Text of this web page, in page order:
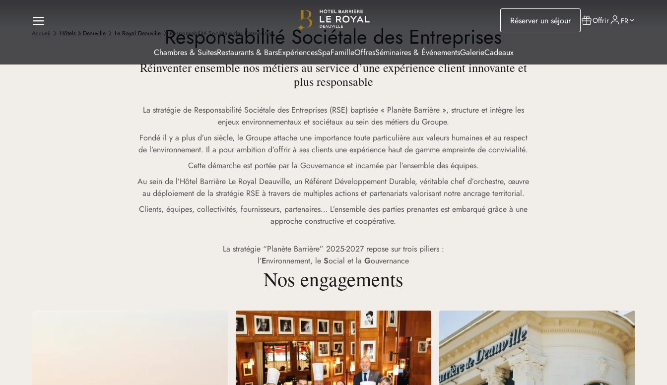
Réserver un séjour Offrir FR
Chambres & SuitesRestaurants & BarsExpériencesSpaFamilleOffresSéminaires & ÉvénementsGalerieCadeaux
Accueil Hôtels à Deauville Le Royal Deauville Responsabilité Sociétale des Entreprises
Responsabilité Sociétale des Entreprises
Réinventer ensemble nos métiers au service d’une expérience client innovante et
plus responsable
La stratégie de Responsabilité Sociétale des Entreprises (RSE) baptisée « Planète Barrière », structure et intègre les
enjeux environnementaux et sociétaux au sein des métiers du Groupe.
Fondé il y a plus d’un siècle, le Groupe attache une importance toute particulière aux valeurs humaines et au respect
de l’environnement. Il a pour ambition d’offrir à ses clients une expérience haut de gamme empreinte de convivialité.
Cette démarche est portée par la Gouvernance et incarnée par l’ensemble des équipes.
Au sein de l’Hôtel Barrière Le Royal Deauville, un Référent Développement Durable, véritable chef d’orchestre, œuvre
au déploiement de la stratégie RSE à travers de multiples actions et partenariats valorisant notre ancrage territorial.
Clients, équipes, collectivités, fournisseurs, partenaires… L’ensemble des parties prenantes est embarqué grâce à une
approche constructive et coopérative.
La stratégie “Planète Barrière” 2025-2027 repose sur trois piliers :
l’Environnement, leSocial et laGouvernance
Nos engagements